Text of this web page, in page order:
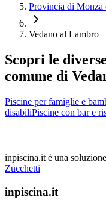
Provincia di Monza
Vedano al Lambro
Scopri le
comune di
Piscine per famiglie e
disabiliPiscine con bar e
inpiscina.it è una
Zucchetti
inpiscina.it